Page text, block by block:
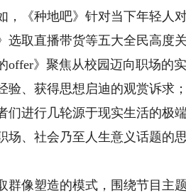
《种地吧》针对当下年轻人
取直播带货等五大全民高度
offer》聚焦从校园迈向职场的
、获得思想启迪的观赏诉求；
进行几轮源于现实生活的极
、社会乃至人生意义话题的
像塑造的模式，围绕节目主